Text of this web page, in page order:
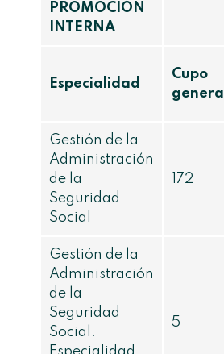
PROMOCIÓN
INTERNA
Especialidad
Cupo
general
Gestión de la
Administración
de la
Seguridad
Social
172
Gestión de la
Administración
de la
Seguridad
Social.
5